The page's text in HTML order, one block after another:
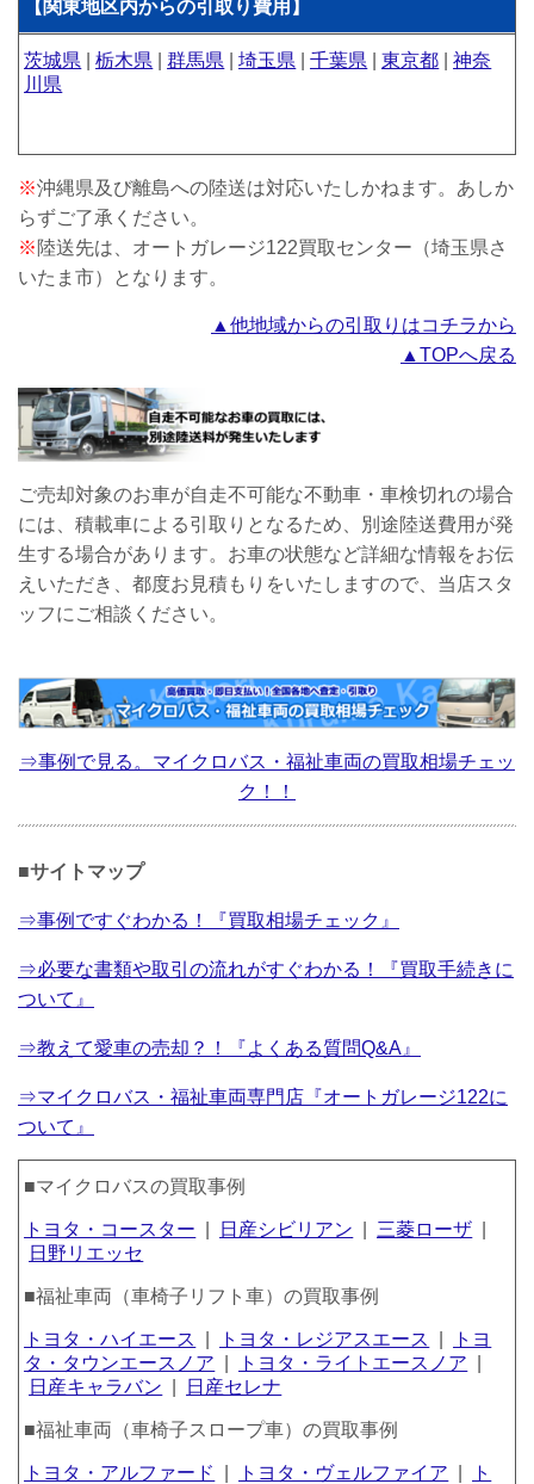
【関東地区内からの引取り費用】
茨城県 |栃木県 |群馬県 |埼玉県 |千葉県 |東京都 |神奈
川県
※沖縄県及び離島への陸送は対応いたしかねます。あしか
らずご了承ください。
※ 陸送先は、オートガレージ122買取センター（埼玉県さ
いたま市）となります。
▲他地域からの引取りはコチラから
▲TOPへ戻る
ご売却対象のお車が自走不可能な不動車・車検切れの場合
には、積載車による引取りとなるため、別途陸送費用が発
生する場合があります。お車の状態など詳細な情報をお伝
えいただき、都度お見積もりをいたしますので、当店スタ
ッフにご相談ください。
⇒事例で見る。マイクロバス・福祉車両の買取相場チェッ
ク！！
■サイトマップ
⇒事例ですぐわかる！『買取相場チェック』
⇒必要な書類や取引の流れがすぐわかる！『買取手続きに
ついて』
⇒教えて愛車の売却？！『よくある質問Q&A』
⇒マイクロバス・福祉車両専門店『オートガレージ122に
ついて』
■マイクロバスの買取事例
トヨタ・コースター 日産シビリアン 三菱ローザ
日野リエッセ
■福祉車両（車椅子リフト車）の買取事例
トヨタ・ハイエース トヨタ・レジアスエース
トヨ
タ・タウンエースノア
トヨタ・ライトエースノア
日産キャラバン
日産セレナ
■福祉車両（車椅子スロープ車）の買取事例
トヨタ・アルファード トヨタ・ヴェルファイア
ト